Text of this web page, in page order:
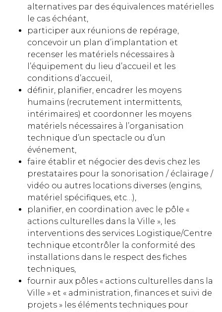
alternatives par des équivalences matérielles
le cas échéant,
participer aux réunions de repérage,
concevoir un plan d’implantation et
recenser les matériels nécessaires à
l’équipement du lieu d’accueil et les
conditions d’accueil,
définir, planifier, encadrer les moyens
humains (recrutement intermittents,
intérimaires) et coordonner les moyens
matériels nécessaires à l’organisation
technique d’un spectacle ou d’un
événement,
faire établir et négocier des devis chez les
prestataires pour la sonorisation / éclairage /
vidéo ou autres locations diverses (engins,
matériel spécifiques, etc…),
planifier, en coordination avec le pôle «
actions culturelles dans la Ville », les
interventions des services Logistique/Centre
technique etcontrôler la conformité des
installations dans le respect des fiches
techniques,
fournir aux pôles « actions culturelles dans la
Ville » et « administration, finances et suivi de
projets » les éléments techniques pour